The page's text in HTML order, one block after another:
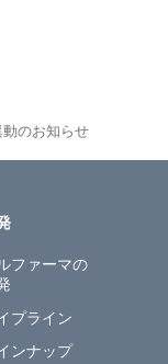
のお知らせ
ファーマの
プライン
ンナップ